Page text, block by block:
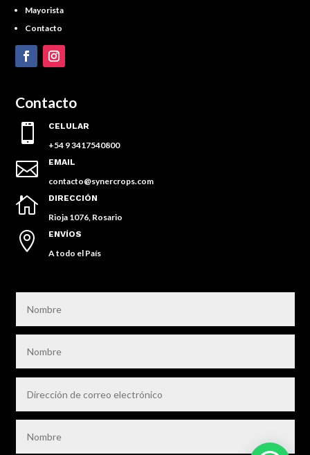
Mayorista
Contacto
Contacto
 CELULAR
+54 9 3417540800
 EMAIL
contacto@synercrops.com
 DIRECCIÓN
Rioja 1076, Rosario
 ENVÍOS
A todo el País